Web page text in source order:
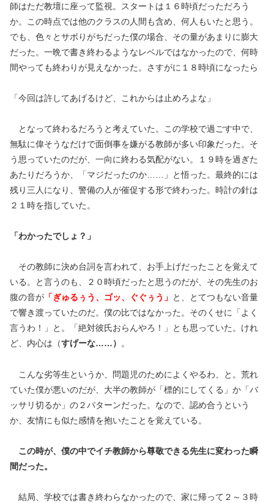
師はただ教壇に座って監視。スタートは１６時頃だっただろう
か。この時点では他のクラスの人間も含め、何人もいたと思う。
でも、色々とサボりがちだった僕の場合、その量があまりに膨大
だった。一晩で書き終わるようなレベルではなかったので、何時
間やっても終わりが見えなかった。さすがに１８時頃になったら
「今回は許してあげるけど、これからは止めろよな」
となって終わるだろうと考えていた。この学校で過ごす中で、
無駄に偉そうなだけで面倒事を嫌がる教師が多い印象だった。そ
う思っていたのだが、一向に終わる気配がない。１９時を過ぎた
あたりだろうか、「マジだったのか……」と悟った。最終的には
残り三人になり、警備の人が催促する形で終わった。時計の針は
２１時を指していた。
「わかったでしょ？」
その教師に決め台詞を言われて、お手上げだったことを覚えて
いる。と言うのも、２０時頃だったと思うのだが、その先生のお
腹の音が 「ぎゅるぅう、ゴッ、ぐぐぅう」 と、とてつもない音量
で響き渡っていたのだ。僕の比ではなかった。そのくせに「よく
言うわ！」と。「絶対彼氏おらんやろ！」とも思っていた。けれ
ど、内心は（すげーな……） 。
こんな劣等生というか、問題児のためによくやるわ、と。荒れ
ていた僕が悪いのだが、大半の教師が「標的にしてくる」か「バ
ッサリ切るか」の２パターンだった。なので、認め合うという
か、友情にも似た感情を抱いたことを覚えている。
この時が、僕の中でイチ教師から尊敬できる先生に変わった瞬
間だった。
結局、学校では書き終わらなかったので、家に帰って２～３時